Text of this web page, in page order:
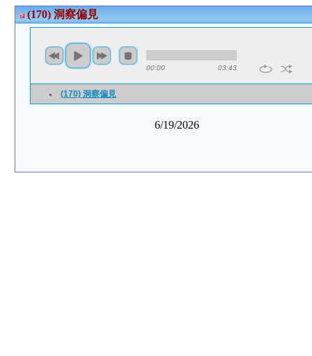
(170) 洞察偏見
00:00 03:43
(170) 洞察偏見
6/19/2026